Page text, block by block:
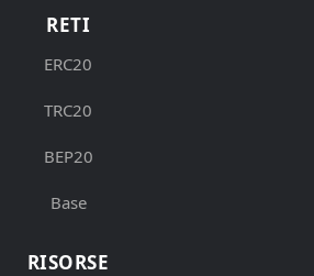
RETI
ERC20
TRC20
BEP20
Base
RISORSE